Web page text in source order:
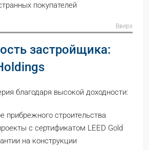
покупателей
Вверх
застройщика:
благодаря высокой доходности:
прибрежного строительства
с сертификатом LEED Gold
на конструкции